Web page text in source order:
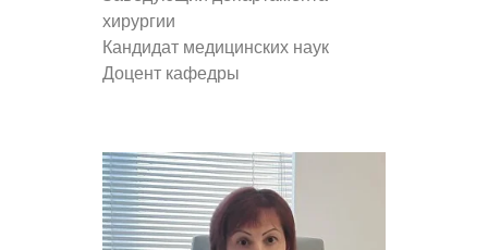
хирургии
Кандидат медицинских наук
Доцент кафедры